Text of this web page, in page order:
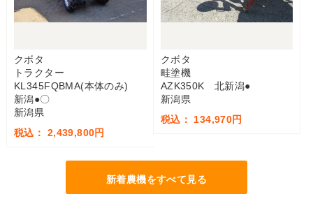
クボタ
トラクター
KL345FQBMA(本体のみ)
新潟●〇
新潟県
税込： 2,439,800円
クボタ
畦塗機
AZK350K 北新潟●
新潟県
税込： 134,970円
新着農機をすべて見る